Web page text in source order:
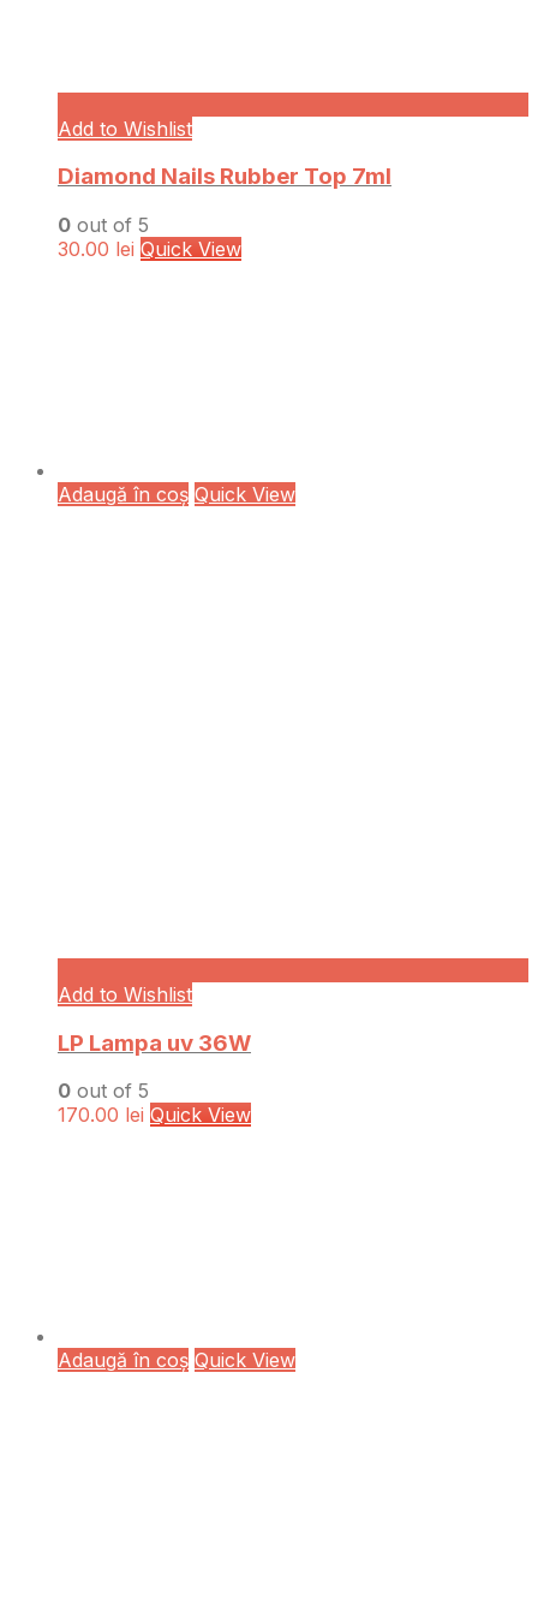
Add to Wishlist
Diamond Nails Rubber Top 7ml
0 out of 5
30.00 lei Quick View
Adaugă în coș Quick View
Add to Wishlist
LP Lampa uv 36W
0 out of 5
170.00 lei Quick View
Adaugă în coș Quick View